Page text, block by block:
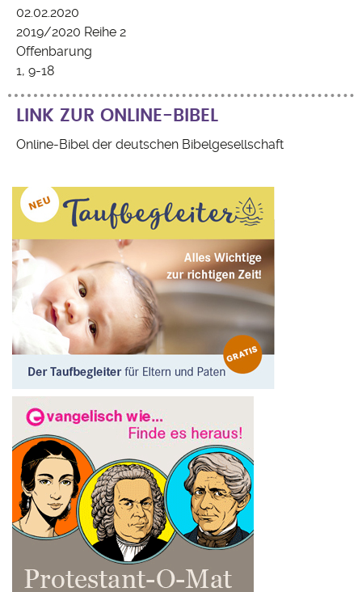
02.02.2020
2019/2020 Reihe 2
Offenbarung
1, 9-18
LINK ZUR ONLINE-BIBEL
Online-Bibel der deutschen Bibelgesellschaft